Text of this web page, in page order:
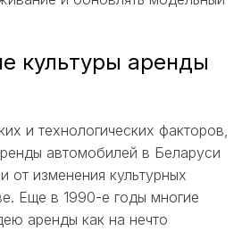
культуры аренды
и технологических факторов,
автомобилей в Беларуси
от изменения культурных
Еще в 1990-е годы многие
аренды как на нечто